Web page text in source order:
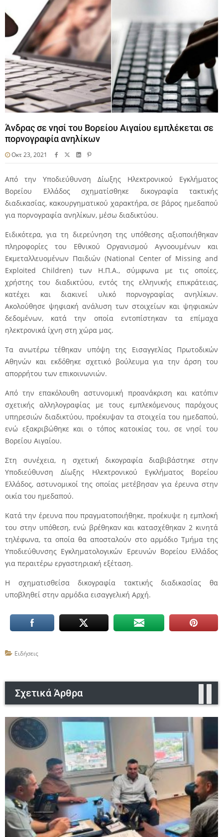
Άνδρας σε νησί του Βορείου Αιγαίου εμπλέκεται σε
πορνογραφία ανηλίκων
Οκτ 23, 2021
Από την Υποδιεύθυνση Δίωξης Ηλεκτρονικού Εγκλήματος
Βορείου Ελλάδος σχηματίσθηκε δικογραφία τακτικής
διαδικασίας, κακουργηματικού χαρακτήρα, σε βάρος ημεδαπού
για πορνογραφία ανηλίκων, μέσω διαδικτύου.
Ειδικότερα, για τη διερεύνηση της υπόθεσης αξιοποιήθηκαν
πληροφορίες του Εθνικού Οργανισμού Αγνοουμένων και
Εκμεταλλευομένων Παιδιών (National Center of Missing and
Exploited Children) των Η.Π.Α., σύμφωνα με τις οποίες,
χρήστης του διαδικτύου, εντός της ελληνικής επικράτειας,
κατέχει και διακινεί υλικό πορνογραφίας ανηλίκων.
Ακολούθησε ψηφιακή ανάλυση των στοιχείων και ψηφιακών
δεδομένων, κατά την οποία εντοπίστηκαν τα επίμαχα
ηλεκτρονικά ίχνη στη χώρα μας.
Τα ανωτέρω τέθηκαν υπόψη της Εισαγγελίας Πρωτοδικών
Αθηνών και εκδόθηκε σχετικό βούλευμα για την άρση του
απορρήτου των επικοινωνιών.
Από την επακόλουθη αστυνομική προανάκριση και κατόπιν
σχετικής αλληλογραφίας με τους εμπλεκόμενους παρόχους
υπηρεσιών διαδικτύου, προέκυψαν τα στοιχεία του ημεδαπού,
ενώ εξακριβώθηκε και ο τόπος κατοικίας του, σε νησί του
Βορείου Αιγαίου.
Στη συνέχεια, η σχετική δικογραφία διαβιβάστηκε στην
Υποδιεύθυνση Δίωξης Ηλεκτρονικού Εγκλήματος Βορείου
Ελλάδος, αστυνομικοί της οποίας μετέβησαν για έρευνα στην
οικία του ημεδαπού.
Κατά την έρευνα που πραγματοποιήθηκε, προέκυψε η εμπλοκή
του στην υπόθεση, ενώ βρέθηκαν και κατασχέθηκαν 2 κινητά
τηλέφωνα, τα οποία θα αποσταλούν στο αρμόδιο Τμήμα της
Υποδιεύθυνσης Εγκληματολογικών Ερευνών Βορείου Ελλάδος
για περαιτέρω εργαστηριακή εξέταση.
Η σχηματισθείσα δικογραφία τακτικής διαδικασίας θα
υποβληθεί στην αρμόδια εισαγγελική Αρχή.
Ειδήσεις
Σχετικά Άρθρα